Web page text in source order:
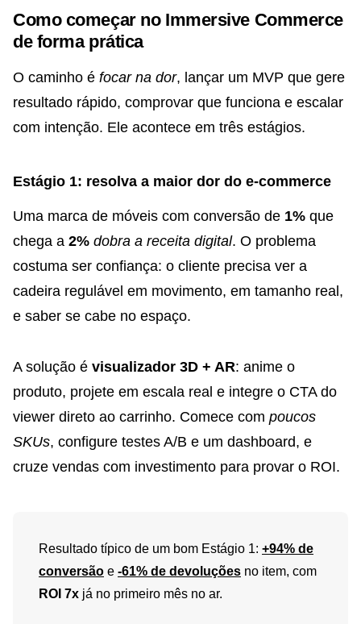
Como começar no Immersive Commerce
de forma prática
O caminho é focar na dor, lançar um MVP que gere
resultado rápido, comprovar que funciona e escalar
com intenção. Ele acontece em três estágios.
Estágio 1: resolva a maior dor do e-commerce
Uma marca de móveis com conversão de 1% que
chega a 2% dobra a receita digital. O problema
costuma ser confiança: o cliente precisa ver a
cadeira regulável em movimento, em tamanho real,
e saber se cabe no espaço.
A solução é visualizador 3D + AR: anime o
produto, projete em escala real e integre o CTA do
viewer direto ao carrinho. Comece com poucos
SKUs, configure testes A/B e um dashboard, e
cruze vendas com investimento para provar o ROI.
Resultado típico de um bom Estágio 1: +94% de
conversão e -61% de devoluções no item, com
ROI 7x já no primeiro mês no ar.